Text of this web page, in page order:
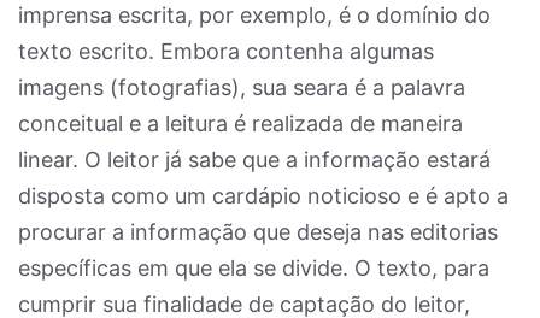
imprensa escrita, por exemplo, é o domínio do
texto escrito. Embora contenha algumas
imagens (fotografias), sua seara é a palavra
conceitual e a leitura é realizada de maneira
linear. O leitor já sabe que a informação estará
disposta como um cardápio noticioso e é apto a
procurar a informação que deseja nas editorias
específicas em que ela se divide. O texto, para
cumprir sua finalidade de captação do leitor,